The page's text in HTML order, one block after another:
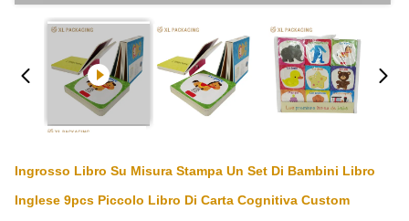
Ingrosso Libro Su Misura Stampa Un Set Di Bambini Libro
Inglese 9pcs Piccolo Libro Di Carta Cognitiva Custom